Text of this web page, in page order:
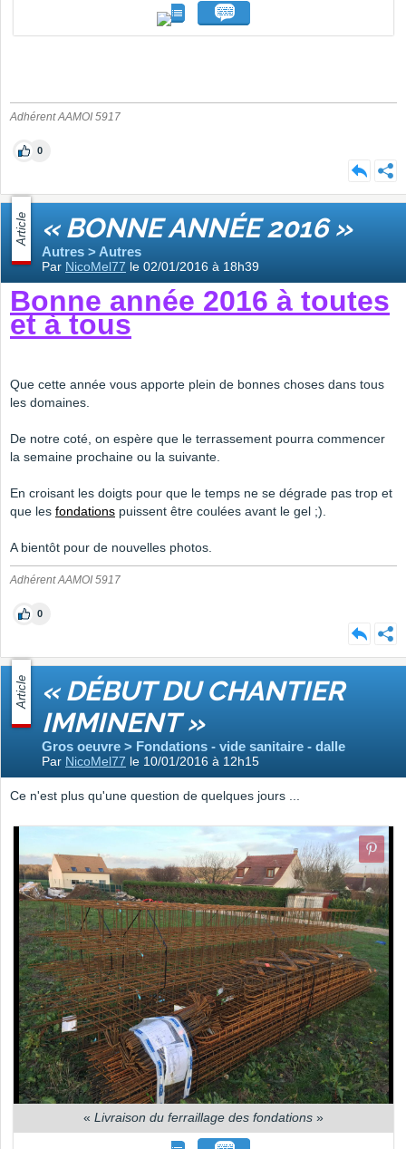
Adhérent AAMOI 5917
0
Article « BONNE ANNÉE 2016 »
Autres > Autres
Par NicoMel77 le 02/01/2016 à 18h39
Bonne année 2016 à toutes
et à tous
Que cette année vous apporte plein de bonnes choses dans tous
les domaines.
De notre coté, on espère que le terrassement pourra commencer
la semaine prochaine ou la suivante.
En croisant les doigts pour que le temps ne se dégrade pas trop et
que les fondations puissent être coulées avant le gel ;).
A bientôt pour de nouvelles photos.
Adhérent AAMOI 5917
0
Article « DÉBUT DU CHANTIER
IMMINENT »
Gros oeuvre > Fondations - vide sanitaire - dalle
Par NicoMel77 le 10/01/2016 à 12h15
Ce n'est plus qu'une question de quelques jours ...
« Livraison du ferraillage des fondations »